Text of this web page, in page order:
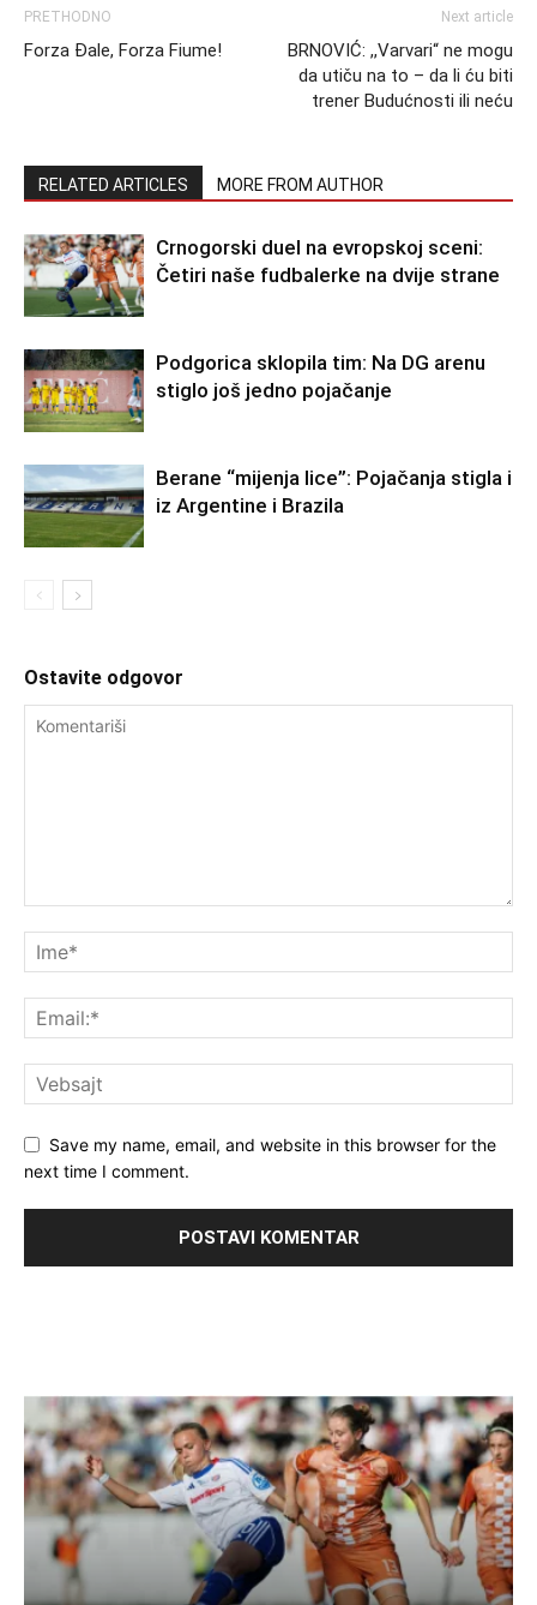
PRETHODNO
Forza Đale, Forza Fiume!
Next article
BRNOVIĆ: ,,Varvari“ ne mogu
da utiču na to – da li ću biti
trener Budućnosti ili neću
RELATED ARTICLES MORE FROM AUTHOR
Crnogorski duel na evropskoj sceni:
Četiri naše fudbalerke na dvije strane
Podgorica sklopila tim: Na DG arenu
stiglo još jedno pojačanje
Berane “mijenja lice”: Pojačanja stigla i
iz Argentine i Brazila
Ostavite odgovor
Save my name, email, and website in this browser for the
next time I comment.